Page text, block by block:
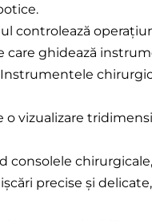
controlează
care ghidează
o vizualizare
consolele
precise și